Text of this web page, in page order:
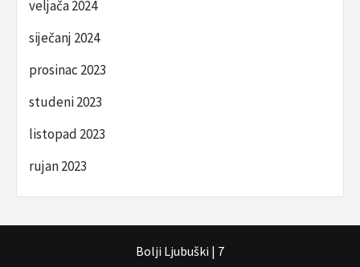
veljača 2024
siječanj 2024
prosinac 2023
studeni 2023
listopad 2023
rujan 2023
Bolji Ljubuški | 7